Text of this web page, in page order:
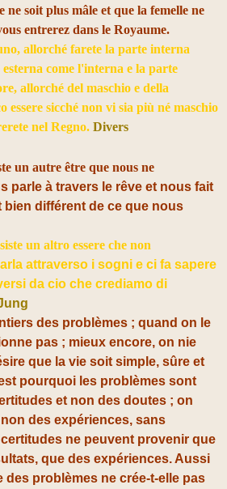
ne soit plus mâle et que la femelle ne
entrerez dans le Royaume.
allorché farete la parte interna
come l'interna e la parte
allorché del maschio e della
essere sicché non vi sia più né maschio
nel Regno. Divers
un autre être que nous ne
parle à travers le rêve et nous fait
différent de ce que nous
un altro essere che non
attraverso i sogni e ci fa sapere
da cio che crediamo di
des problèmes ; quand on le
pas ; mieux encore, on nie
que la vie soit simple, sûre et
pourquoi les problèmes sont
et non des doutes ; on
des expériences, sans
ne peuvent provenir que
que des expériences. Aussi
des problèmes ne crée-t-elle pas